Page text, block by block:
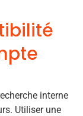
interne
Utiliser une